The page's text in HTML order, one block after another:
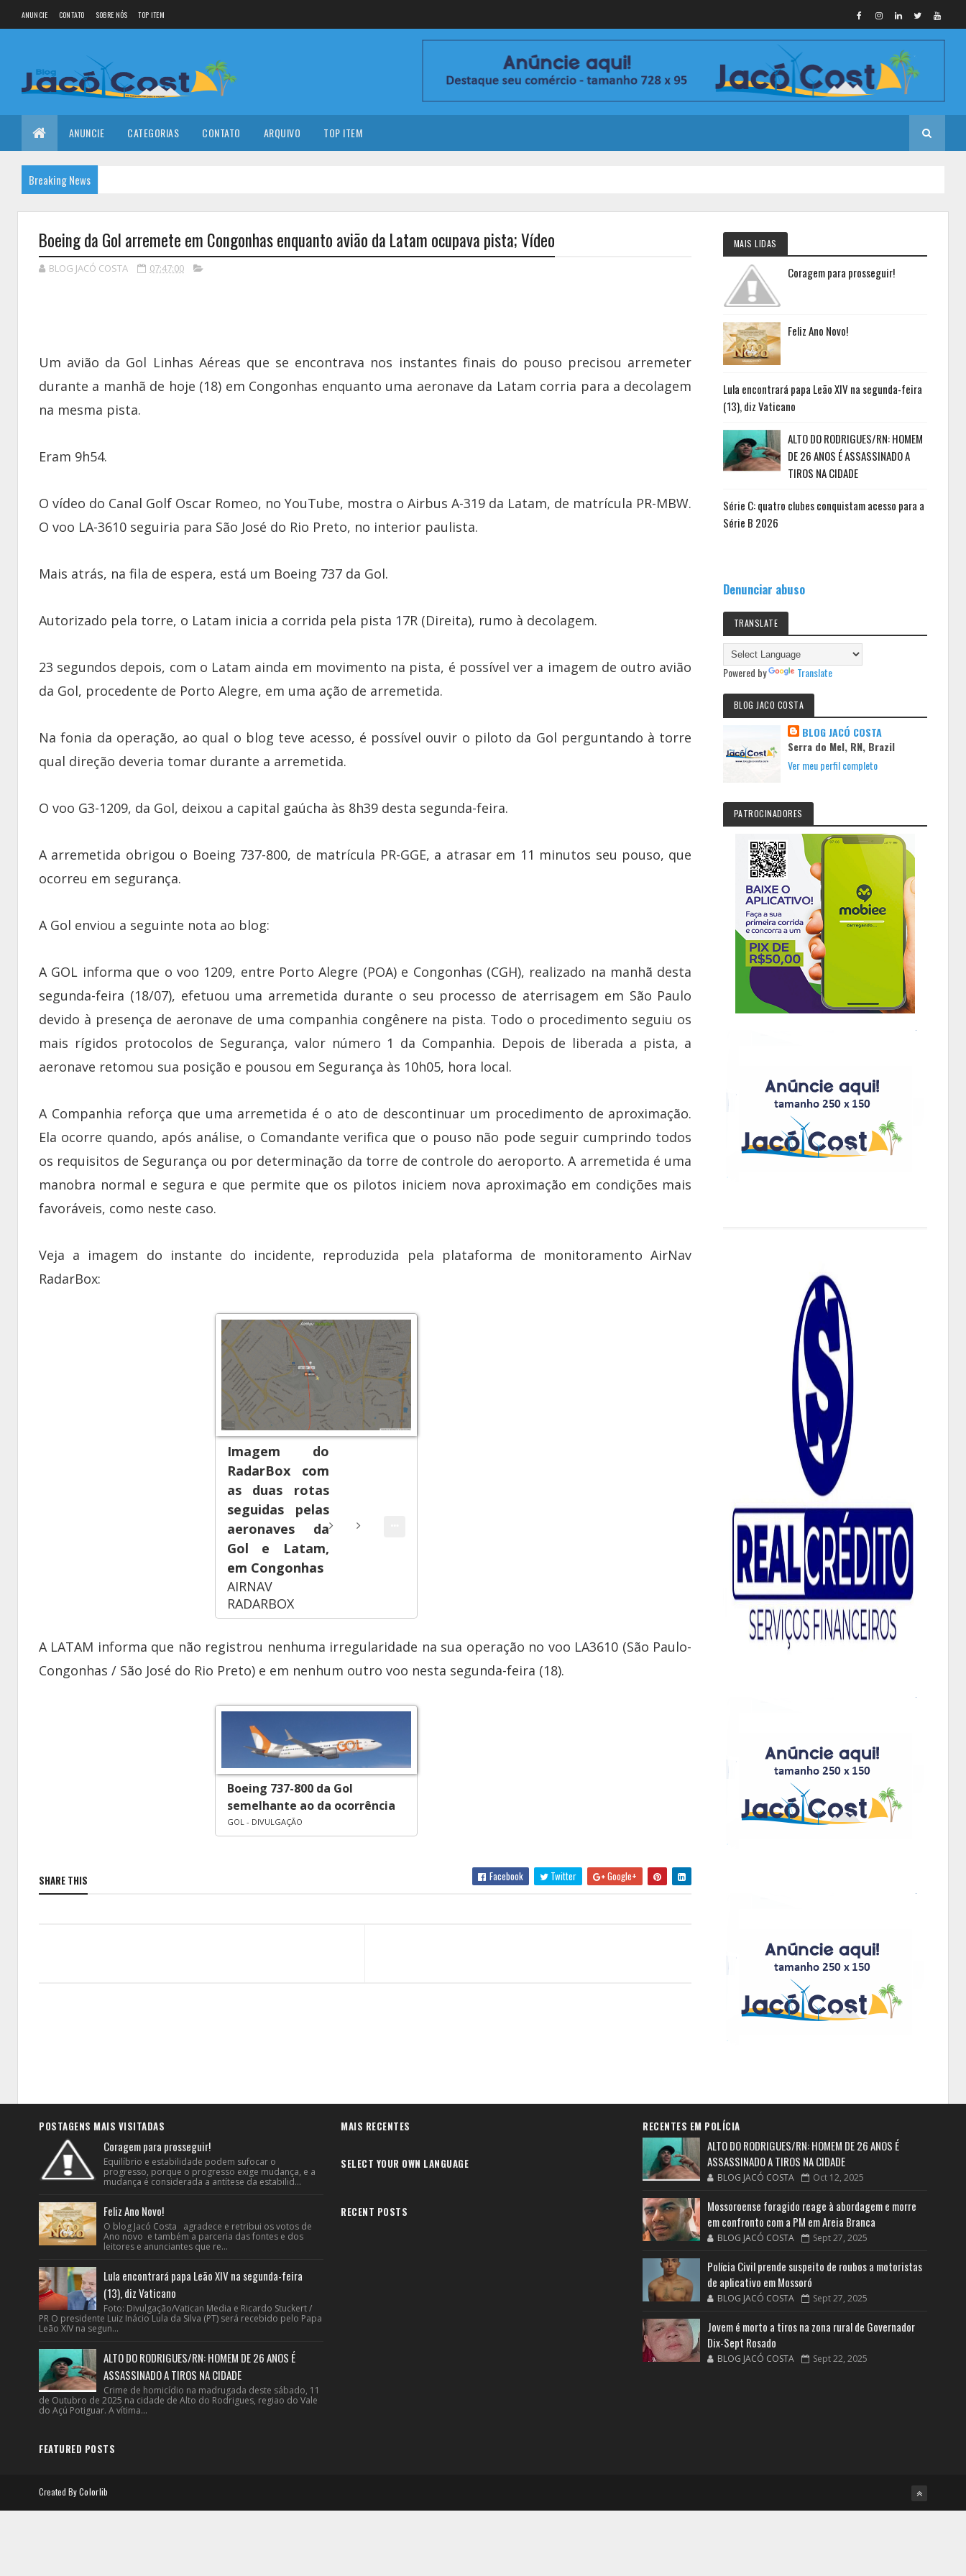
ANUNCIE CONTATO SOBRE NÓS TOP ITEM
ANUNCIE CATEGORIAS CONTATO ARQUIVO TOP ITEM
Breaking News
Boeing da Gol arremete em Congonhas enquanto avião da Latam ocupava pista; Vídeo
BLOG JACÓ COSTA 07:47:00
Um avião da Gol Linhas Aéreas que se encontrava nos instantes finais do pouso precisou arremeter
durante a manhã de hoje (18) em Congonhas enquanto uma aeronave da Latam corria para a decolagem
na mesma pista.
Eram 9h54.
O vídeo do Canal Golf Oscar Romeo, no YouTube, mostra o Airbus A-319 da Latam, de matrícula PR-MBW.
O voo LA-3610 seguiria para São José do Rio Preto, no interior paulista.
Mais atrás, na fila de espera, está um Boeing 737 da Gol.
Autorizado pela torre, o Latam inicia a corrida pela pista 17R (Direita), rumo à decolagem.
23 segundos depois, com o Latam ainda em movimento na pista, é possível ver a imagem de outro avião
da Gol, procedente de Porto Alegre, em uma ação de arremetida.
Na fonia da operação, ao qual o blog teve acesso, é possível ouvir o piloto da Gol perguntando à torre
qual direção deveria tomar durante a arremetida.
O voo G3-1209, da Gol, deixou a capital gaúcha às 8h39 desta segunda-feira.
A arremetida obrigou o Boeing 737-800, de matrícula PR-GGE, a atrasar em 11 minutos seu pouso, que
ocorreu em segurança.
A Gol enviou a seguinte nota ao blog:
A GOL informa que o voo 1209, entre Porto Alegre (POA) e Congonhas (CGH), realizado na manhã desta
segunda-feira (18/07), efetuou uma arremetida durante o seu processo de aterrisagem em São Paulo
devido à presença de aeronave de uma companhia congênere na pista. Todo o procedimento seguiu os
mais rígidos protocolos de Segurança, valor número 1 da Companhia. Depois de liberada a pista, a
aeronave retomou sua posição e pousou em Segurança às 10h05, hora local.
A Companhia reforça que uma arremetida é o ato de descontinuar um procedimento de aproximação.
Ela ocorre quando, após análise, o Comandante verifica que o pouso não pode seguir cumprindo todos
os requisitos de Segurança ou por determinação da torre de controle do aeroporto. A arremetida é uma
manobra normal e segura e que permite que os pilotos iniciem nova aproximação em condições mais
favoráveis, como neste caso.
Veja a imagem do instante do incidente, reproduzida pela plataforma de monitoramento AirNav
RadarBox:
Imagem do
RadarBox com
as duas rotas
seguidas pelas
aeronaves da
Gol e Latam,
em Congonhas
AIRNAV
RADARBOX
A LATAM informa que não registrou nenhuma irregularidade na sua operação no voo LA3610 (São Paulo-
Congonhas / São José do Rio Preto) e em nenhum outro voo nesta segunda-feira (18).
Boeing 737-800 da Gol
semelhante ao da ocorrência
GOL - DIVULGAÇÃO
SHARE THIS Facebook Twitter Google+
MAIS LIDAS
Coragem para prosseguir!
Feliz Ano Novo!
Lula encontrará papa Leão XIV na segunda-feira
(13), diz Vaticano
ALTO DO RODRIGUES/RN: HOMEM
DE 26 ANOS É ASSASSINADO A
TIROS NA CIDADE
Série C: quatro clubes conquistam acesso para a
Série B 2026
Denunciar abuso
TRANSLATE
Powered by Translate
BLOG JACO COSTA
BLOG JACÓ COSTA
Serra do Mel, RN, Brazil
Ver meu perfil completo
PATROCINADORES
POSTAGENS MAIS VISITADAS
Coragem para prosseguir!
Equilíbrio e estabilidade podem sufocar o
progresso, porque o progresso exige mudança, e a
mudança é considerada a antítese da estabilid...
Feliz Ano Novo!
O blog Jacó Costa agradece e retribui os votos de
Ano novo e também a parceria das fontes e dos
leitores e anunciantes que re...
Lula encontrará papa Leão XIV na segunda-feira
(13), diz Vaticano
Foto: Divulgação/Vatican Media e Ricardo Stuckert /
PR O presidente Luiz Inácio Lula da Silva (PT) será recebido pelo Papa
Leão XIV na segun...
ALTO DO RODRIGUES/RN: HOMEM DE 26 ANOS É
ASSASSINADO A TIROS NA CIDADE
Crime de homicídio na madrugada deste sábado, 11
de Outubro de 2025 na cidade de Alto do Rodrigues, regiao do Vale
do Açú Potiguar. A vítima...
FEATURED POSTS
MAIS RECENTES
SELECT YOUR OWN LANGUAGE
RECENT POSTS
RECENTES EM POLÍCIA
ALTO DO RODRIGUES/RN: HOMEM DE 26 ANOS É
ASSASSINADO A TIROS NA CIDADE
BLOG JACÓ COSTA Oct 12, 2025
Mossoroense foragido reage à abordagem e morre
em confronto com a PM em Areia Branca
BLOG JACÓ COSTA Sept 27, 2025
Polícia Civil prende suspeito de roubos a motoristas
de aplicativo em Mossoró
BLOG JACÓ COSTA Sept 27, 2025
Jovem é morto a tiros na zona rural de Governador
Dix-Sept Rosado
BLOG JACÓ COSTA Sept 22, 2025
Created ByColorlib